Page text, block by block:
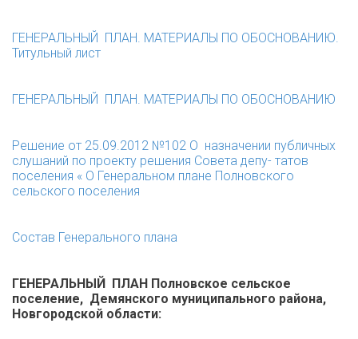
ГЕНЕРАЛЬНЫЙ ПЛАН. МАТЕРИАЛЫ ПО ОБОСНОВАНИЮ.
Титульный лист
ГЕНЕРАЛЬНЫЙ ПЛАН. МАТЕРИАЛЫ ПО ОБОСНОВАНИЮ
Решение от 25.09.2012 №102 О назначении публичных
слушаний по проекту решения Совета депу- татов
поселения « О Генеральном плане Полновского
сельского поселения
Состав Генерального плана
ГЕНЕРАЛЬНЫЙ ПЛАН Полновское сельское
поселение, Демянского муниципального района,
Новгородской области: